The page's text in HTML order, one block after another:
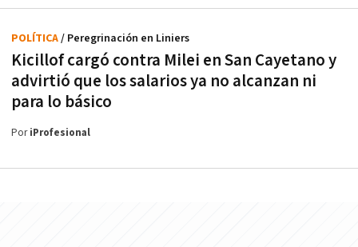
Kicillof cargó contra Milei en San Cayetano y
advirtió que los salarios ya no alcanzan ni
para lo básico
POLÍTICA/ Peregrinación en Liniers
PoriProfesional